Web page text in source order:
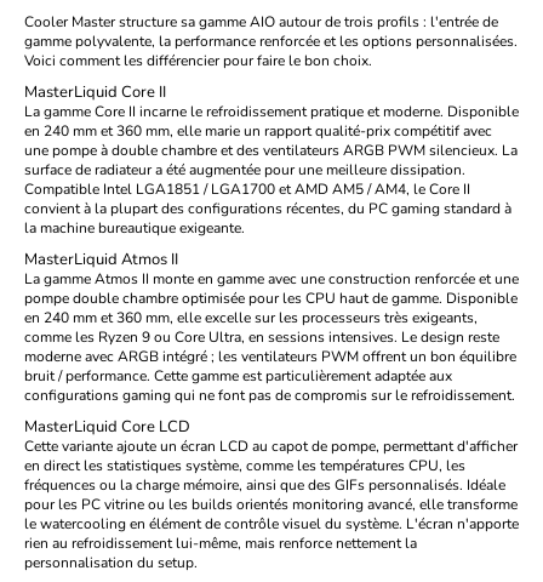
Cooler Master structure sa gamme AIO autour de trois profils : l'entrée de
gamme polyvalente, la performance renforcée et les options personnalisées.
Voici comment les différencier pour faire le bon choix.
MasterLiquid Core II
La gamme Core II incarne le refroidissement pratique et moderne. Disponible
en 240 mm et 360 mm, elle marie un rapport qualité-prix compétitif avec
une pompe à double chambre et des ventilateurs ARGB PWM silencieux. La
surface de radiateur a été augmentée pour une meilleure dissipation.
Compatible Intel LGA1851 / LGA1700 et AMD AM5 / AM4, le Core II
convient à la plupart des configurations récentes, du PC gaming standard à
la machine bureautique exigeante.
MasterLiquid Atmos II
La gamme Atmos II monte en gamme avec une construction renforcée et une
pompe double chambre optimisée pour les CPU haut de gamme. Disponible
en 240 mm et 360 mm, elle excelle sur les processeurs très exigeants,
comme les Ryzen 9ou Core Ultra, en sessions intensives. Le design reste
moderne avec ARGB intégré ; les ventilateurs PWM offrent un bon équilibre
bruit / performance. Cette gamme est particulièrement adaptée aux
configurations gaming qui ne font pas de compromis sur le refroidissement.
MasterLiquid Core LCD
Cette variante ajoute un écran LCD au capot de pompe, permettant d'afficher
en direct les statistiques système, comme les températures CPU, les
fréquences ou la charge mémoire, ainsi que des GIFs personnalisés. Idéale
pour les PC vitrine ou les builds orientés monitoring avancé, elle transforme
le watercooling en élément de contrôle visuel du système. L'écran n'apporte
rien au refroidissement lui-même, mais renforce nettement la
personnalisation du setup.